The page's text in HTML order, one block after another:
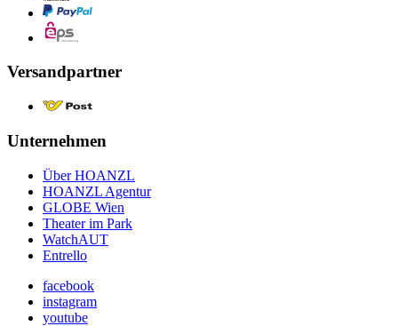
Versandpartner
Unternehmen
Über HOANZL
HOANZL Agentur
GLOBE Wien
Theater im Park
WatchAUT
Entrello
facebook
instagram
youtube